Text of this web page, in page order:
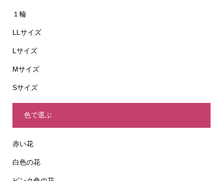
１輪
LLサイズ
Lサイズ
Mサイズ
Sサイズ
色で選ぶ
赤い花
白色の花